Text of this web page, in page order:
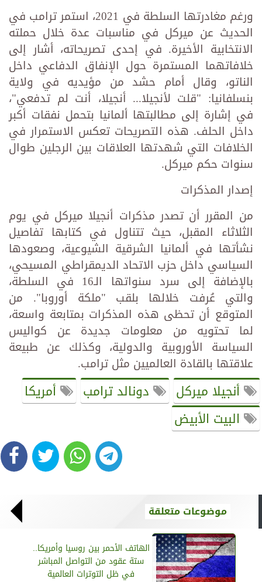
ورغم مغادرتها السلطة في 2021، استمر ترامب في
الحديث عن ميركل في مناسبات عدة خلال حملته
الانتخابية الأخيرة. في إحدى تصريحاته، أشار إلى
خلافاتهما المستمرة حول الإنفاق الدفاعي داخل
الناتو، وقال أمام حشد من مؤيديه في ولاية
بنسلفانيا: "قلت لأنجيلا... أنجيلا، أنت لم تدفعي"،
في إشارة إلى مطالبتها ألمانيا بتحمل نفقات أكبر
داخل الحلف. هذه التصريحات تعكس الاستمرار في
الخلافات التي شهدتها العلاقات بين الرجلين طوال
سنوات حكم ميركل.
إصدار المذكرات
من المقرر أن تصدر مذكرات أنجيلا ميركل في يوم
الثلاثاء المقبل، حيث تتناول في كتابها تفاصيل
نشأتها في ألمانيا الشرقية الشيوعية، وصعودها
السياسي داخل حزب الاتحاد الديمقراطي المسيحي،
بالإضافة إلى سرد سنواتها الـ16 في السلطة،
والتي عُرفت خلالها بلقب "ملكة أوروبا". من
المتوقع أن تحظى هذه المذكرات بمتابعة واسعة،
لما تحتويه من معلومات جديدة عن كواليس
السياسة الأوروبية والدولية، وكذلك عن طبيعة
علاقتها بالقادة العالميين مثل ترامب.
أنجيلا ميركل دونالد ترامب
أمريكا
البيت الأبيض
موضوعات متعلقة
الهاتف الأحمر بين روسيا وأمريكا..
ستة عقود من التواصل المباشر
في ظل التوترات العالمية